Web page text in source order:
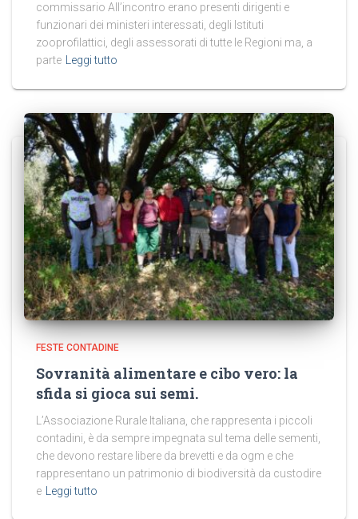
commissario All’incontro erano presenti dirigenti e
funzionari dei ministeri interessati, degli Istituti
zooprofilattici, degli assessorati di tutte le Regioni ma, a
parte Leggi tutto
FESTE CONTADINE
Sovranità alimentare e cibo vero: la
sfida si gioca sui semi.
L’Associazione Rurale Italiana, che rappresenta i piccoli
contadini, è da sempre impegnata sul tema delle sementi,
che devono restare libere da brevetti e da ogm e che
rappresentano un patrimonio di biodiversità da custodire
e
Leggi tutto